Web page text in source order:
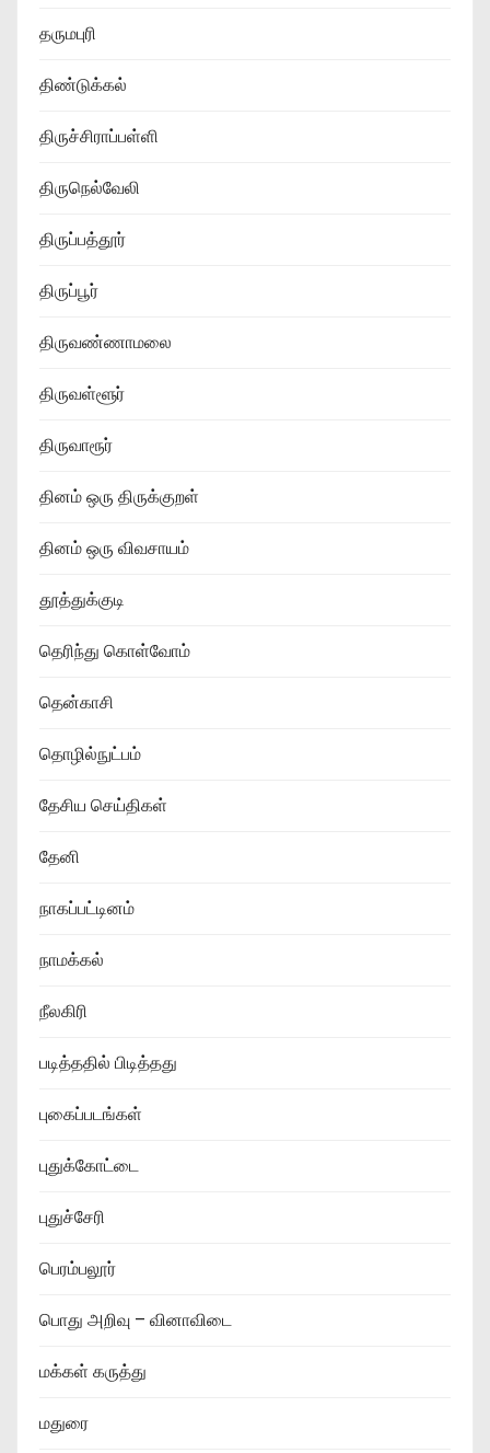
தருமபுரி
திண்டுக்கல்
திருச்சிராப்பள்ளி
திருநெல்வேலி
திருப்பத்தூர்
திருப்பூர்
திருவண்ணாமலை
திருவள்ளூர்
திருவாரூர்
தினம் ஒரு திருக்குறள்
தினம் ஒரு விவசாயம்
தூத்துக்குடி
தெரிந்து கொள்வோம்
தென்காசி
தொழில்நுட்பம்
தேசிய செய்திகள்
தேனி
நாகப்பட்டினம்
நாமக்கல்
நீலகிரி
படித்ததில் பிடித்தது
புகைப்படங்கள்
புதுக்கோட்டை
புதுச்சேரி
பெரம்பலூர்
பொது அறிவு – வினாவிடை
மக்கள் கருத்து
மதுரை